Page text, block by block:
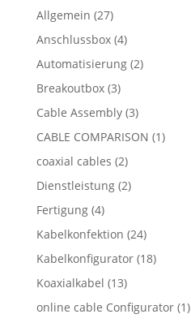
Allgemein (27)
Anschlussbox(4)
Automatisierung(2)
Breakoutbox(3)
Cable Assembly(3)
CABLE COMPARISON (1)
coaxial cables (2)
Dienstleistung(2)
Fertigung(4)
Kabelkonfektion (24)
Kabelkonfigurator(18)
Koaxialkabel (13)
online cable Configurator(1)